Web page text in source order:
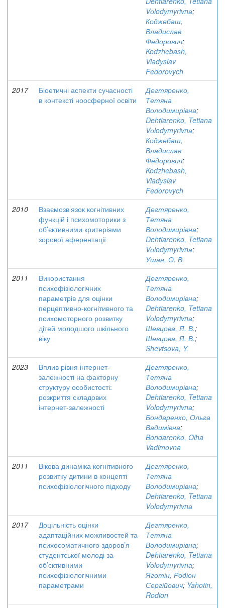
Vоlodymyrivnа;
Коджебаш,
Владислав
Федорович;
Kodzhebash,
Vladyslav
Fedorovych
2017
Біоетичні аспекти сучасності
в контексті ноосферної освіти
Дегтяренко,
Тетяна
Володимирівна;
Dehtiarenko, Tetiana
Vоlodymyrivnа;
Коджебаш,
Владислав
Фёдорович;
Kodzhebash,
Vladyslav
Fedorovych
2010
Взаємозв’язок когнітивних
функцій і психомоторики з
об’єктивними критеріями
зорової аферентації
Дегтяренко,
Тетяна
Володимирівна;
Dehtiarenko, Tetiana
Vоlodymyrivnа;
Ушан, О. В.
2011
Використання
психофізіологічних
параметрів для оцінки
перцептивно-когнітивного та
психомоторного розвитку
дітей молодшого шкільного
віку
Дегтяренко,
Тетяна
Володимирівна;
Dehtiarenko, Tetiana
Vоlodymyrivnа;
Шевцова, Я. В.;
Шевцова, Я. В.;
Shevtsova, Y.
2023
Вплив рівня інтернет-
залежності на факторну
структуру особистості:
розкриття складових
інтернет-залежності
Дегтяренко,
Тетяна
Володимирівна;
Dehtiarenko, Tetiana
Vоlodymyrivnа;
Бондаренко, Ольга
Вадимівна;
Bondarenko, Olha
Vadimovna
2011
Вікова динаміка когнітивного
розвитку дитини в концепті
психофізіологічного підходу
Дегтяренко,
Тетяна
Володимирівна;
Dehtiarenko, Tetiana
Vоlodymyrivnа
2017
Доцільність оцінки
адаптаційних можливостей та
психосоматичного здоров’я
студентської молоді за
об’єктивними
психофізіологічними
параметрами
Дегтяренко,
Тетяна
Володимирівна;
Dehtiarenko, Tetiana
Vоlodymyrivnа;
Яготін, Родіон
Сергійович; Yahotin,
Rodion